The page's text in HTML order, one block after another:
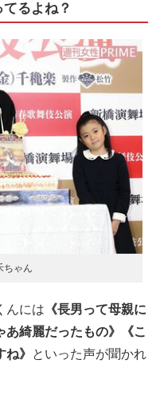
るよね？
ちゃん
んには 《長男って母親に
綺麗だったもの》《こ
》 といった声が聞かれ